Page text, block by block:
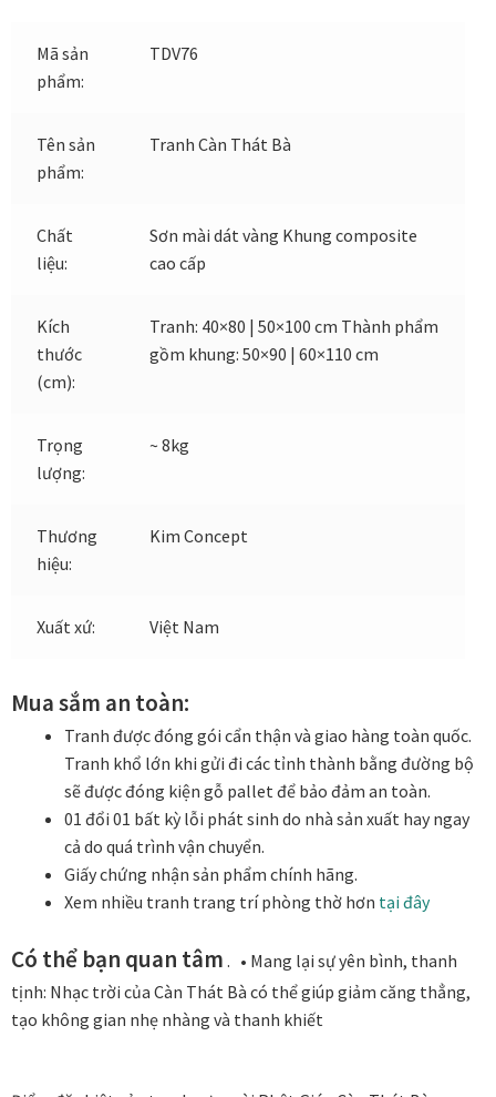
Khung tranh treo tường
Kim liên vạn phúc phòng thờ
Mia Lifestyle
Nhận vẽ tranh theo yêu cầu
Quà tặng cao cấp
Quà tặng đối tác nước ngoài
Sản phẩm mới
Test home page 260225
TẾT 2025
Thanh toán
Mã sản
phẩm:
TDV76
Tên sản
phẩm:
Tranh Càn Thát Bà
Chất
liệu:
Sơn mài dát vàng Khung composite
cao cấp
Kích
thước
(cm):
Tranh: 40×80 | 50×100 cm Thành phẩm
gồm khung: 50×90 | 60×110 cm
Trọng
lượng:
~ 8kg
Thương
hiệu:
Kim Concept
Xuất xứ: Việt Nam
Mua sắm an toàn:
Tranh được đóng gói cẩn thận và giao hàng toàn quốc.
Tranh khổ lớn khi gửi đi các tỉnh thành bằng đường bộ
sẽ được đóng kiện gỗ pallet để bảo đảm an toàn.
01 đổi 01 bất kỳ lỗi phát sinh do nhà sản xuất hay ngay
cả do quá trình vận chuyển.
Giấy chứng nhận sản phẩm chính hãng.
Xem nhiều tranh trang trí phòng thờ hơn tại đây
Có thể bạn quan tâm . • Mang lại sự yên bình, thanh
tịnh: Nhạc trời của Càn Thát Bà có thể giúp giảm căng thẳng,
tạo không gian nhẹ nhàng và thanh khiết